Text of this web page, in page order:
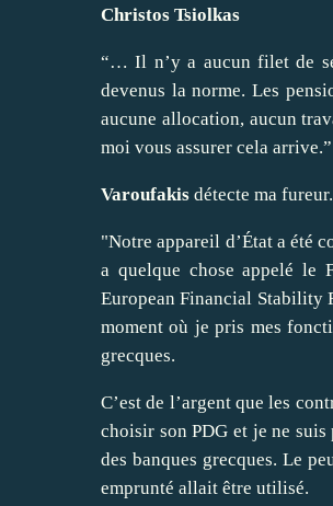
Christos Tsiolkas
“… Il n’y a aucun filet de
devenus la norme. Les
aucune allocation, aucun
moi vous assurer cela arrive.”
Varoufakis détecte ma
"Notre appareil d’État a été
a quelque chose appelé le
European Financial Stability
moment où je pris mes
grecques.
C’est de l’argent que les
choisir son PDG et je ne
des banques grecques. Le
emprunté allait être utilisé.